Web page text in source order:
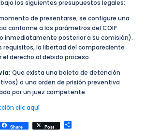
los siguientes presupuestos legales:
de presentarse, se configure una
conforme a los parámetros del COIP
inmediatamente posterior a su comisión).
requisitos, la libertad del compareciente
derecho al debido proceso.
Que exista una boleta de detención
o una orden de prisión preventiva
por un juez competente.
clic aquí
Share Post